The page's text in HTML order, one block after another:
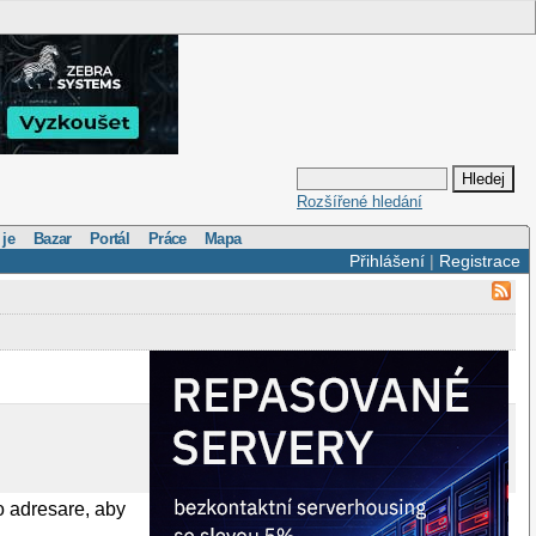
Rozšířené hledání
je Bazar Portál Práce Mapa
Přihlášení| Registrace
adresare, aby